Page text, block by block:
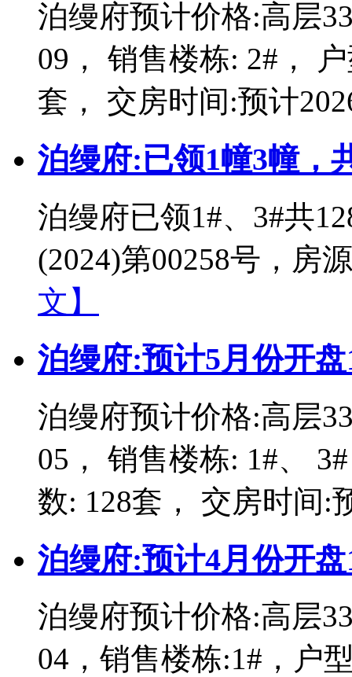
泊缦府预计价格:高层
09， 销售楼栋: 2#，
套， 交房时间:预计
泊缦府:已领1幢3幢，
泊缦府已领1#、3#共
(2024)第00258号，房
文】
泊缦府:预计5月份开
泊缦府预计价格:高层
05， 销售楼栋: 1#、
数: 128套， 交房时间:
泊缦府:预计4月份开
泊缦府预计价格:高层
04，销售楼栋:1#，户